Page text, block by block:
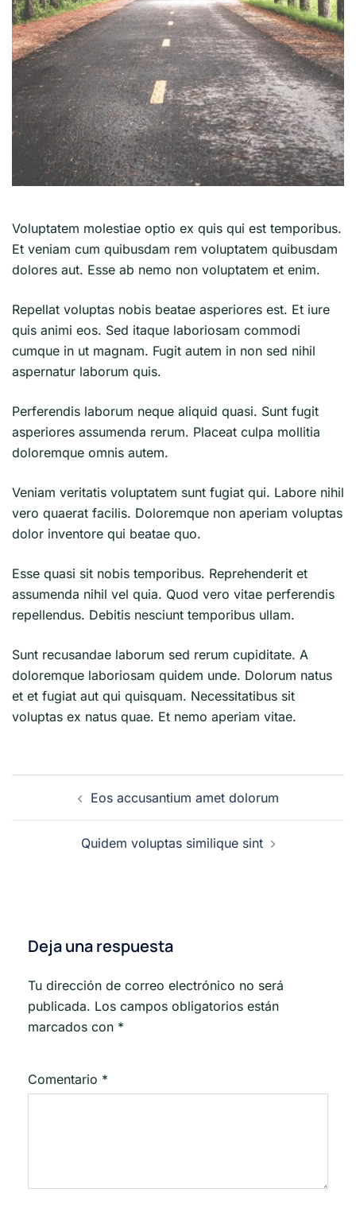
Voluptatem molestiae optio ex quis qui est temporibus.
Et veniam cum quibusdam rem voluptatem quibusdam
dolores aut. Esse ab nemo non voluptatem et enim.
Repellat voluptas nobis beatae asperiores est. Et iure
quis animi eos. Sed itaque laboriosam commodi
cumque in ut magnam. Fugit autem in non sed nihil
aspernatur laborum quis.
Perferendis laborum neque aliquid quasi. Sunt fugit
asperiores assumenda rerum. Placeat culpa mollitia
doloremque omnis autem.
Veniam veritatis voluptatem sunt fugiat qui. Labore nihil
vero quaerat facilis. Doloremque non aperiam voluptas
dolor inventore qui beatae quo.
Esse quasi sit nobis temporibus. Reprehenderit et
assumenda nihil vel quia. Quod vero vitae perferendis
repellendus. Debitis nesciunt temporibus ullam.
Sunt recusandae laborum sed rerum cupiditate. A
doloremque laboriosam quidem unde. Dolorum natus
et et fugiat aut qui quisquam. Necessitatibus sit
voluptas ex natus quae. Et nemo aperiam vitae.
entradas
Eos accusantium amet dolorum
Quidem voluptas similique sint
Deja una respuesta
Tu dirección de correo electrónico no será
publicada. Los campos obligatorios están
marcados con *
Comentario *